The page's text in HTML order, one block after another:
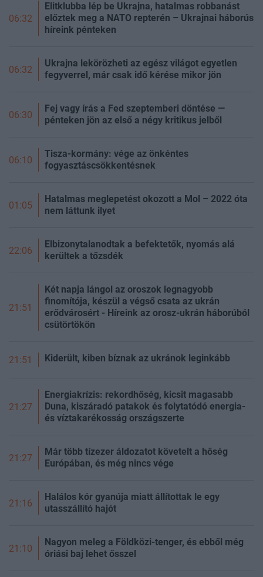
06:32
Elitklubba lép be Ukrajna, hatalmas robbanást
előztek meg a NATO repterén – Ukrajnai háborús
híreink pénteken
06:32
Ukrajna lekörözheti az egész világot egyetlen
fegyverrel, már csak idő kérése mikor jön
06:30
Fej vagy írás a Fed szeptemberi döntése —
pénteken jön az első a négy kritikus jelből
06:10
Tisza-kormány: vége az önkéntes
fogyasztáscsökkentésnek
01:05
Hatalmas meglepetést okozott a Mol – 2022 óta
nem láttunk ilyet
22:06
Elbizonytalanodtak a befektetők, nyomás alá
kerültek a tőzsdék
21:51
Két napja lángol az oroszok legnagyobb
finomítója, készül a végső csata az ukrán
erődvárosért - Híreink az orosz-ukrán háborúból
csütörtökön
21:51 Kiderült, kiben bíznak az ukránok leginkább
21:27
Energiakrízis: rekordhőség, kicsit magasabb
Duna, kiszáradó patakok és folytatódó energia-
és víztakarékosság országszerte
21:27
Már több tízezer áldozatot követelt a hőség
Európában, és még nincs vége
21:16
Halálos kór gyanúja miatt állítottak le egy
utasszállító hajót
21:10
Nagyon meleg a Földközi-tenger, és ebből még
óriási baj lehet ősszel